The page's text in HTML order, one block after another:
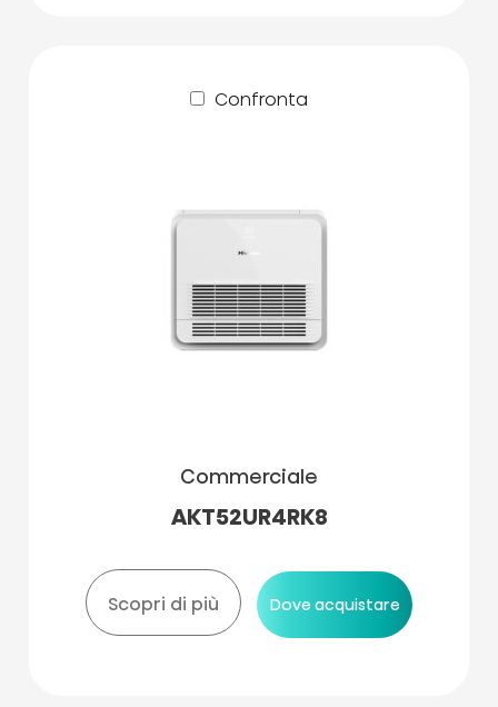
Confronta
Commerciale
AKT52UR4RK8
Scopri di più Dove acquistare